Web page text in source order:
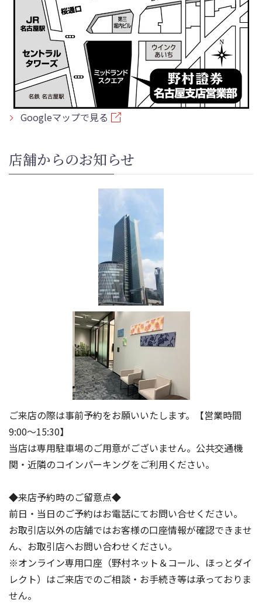
Googleマップで見る
店舗からのお知らせ
ご来店の際は事前予約をお願いいたします。【営業時間
9:00～15:30】
当店は専用駐車場のご用意がございません。公共交通機
関・近隣のコインパーキングをご利用ください。
◆来店予約時のご留意点◆
前日・当日のご予約はお電話にてお問い合せください。
お取引店以外の店舗ではお客様の口座情報が確認できませ
ん、お取引店へお問い合わせください。
※オンライン専用口座（野村ネット＆コール、ほっとダイ
レクト）はご来店でのご相談・お手続き等は承っておりま
せん。